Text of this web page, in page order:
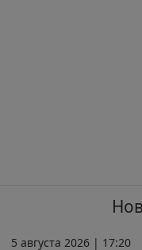
5 августа 2026 | 17:20